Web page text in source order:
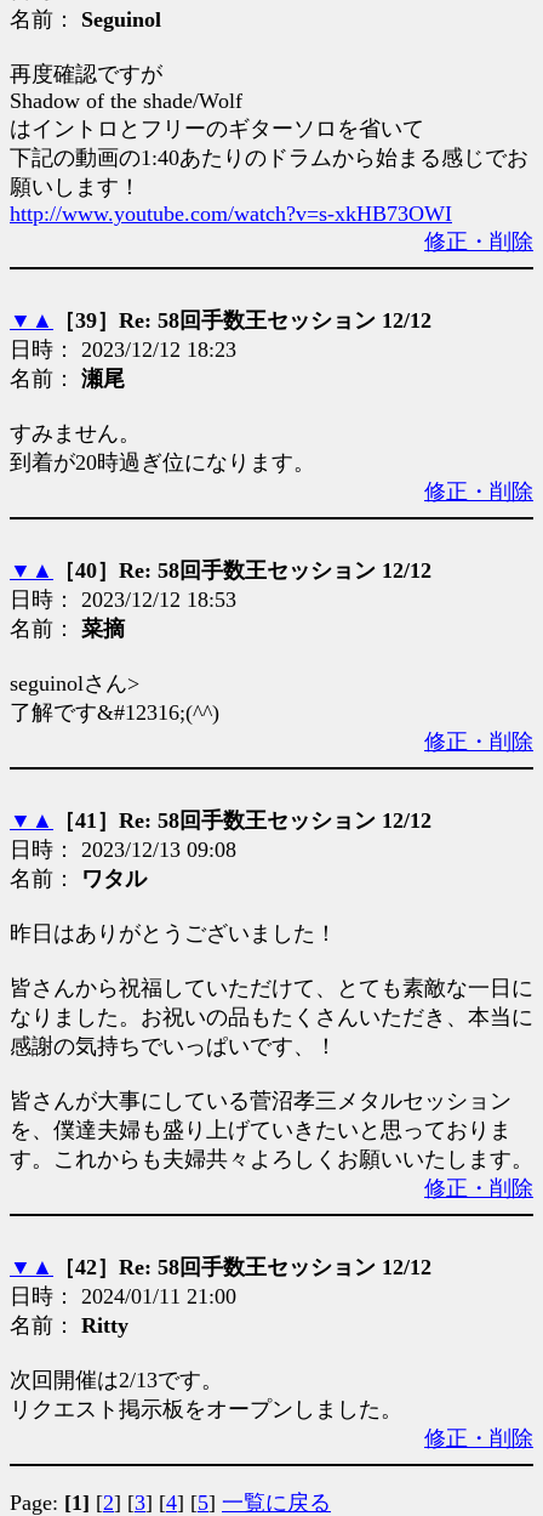
名前： Seguinol
再度確認ですが
Shadow of the shade/Wolf
はイントロとフリーのギターソロを省いて
下記の動画の1:40あたりのドラムから始まる感じでお
願いします！
http://www.youtube.com/watch?v=s-xkHB73OWI
修正・削除
▼ ▲
［39］Re: 58回手数王セッション 12/12
日時： 2023/12/12 18:23
名前： 瀬尾
すみません。
到着が20時過ぎ位になります。
修正・削除
▼ ▲
［40］Re: 58回手数王セッション 12/12
日時： 2023/12/12 18:53
名前： 菜摘
seguinolさん>
了解です&#12316;(^^)
修正・削除
▼ ▲
［41］Re: 58回手数王セッション 12/12
日時： 2023/12/13 09:08
名前： ワタル
昨日はありがとうございました！
皆さんから祝福していただけて、とても素敵な一日に
なりました。お祝いの品もたくさんいただき、本当に
感謝の気持ちでいっぱいです、！
皆さんが大事にしている菅沼孝三メタルセッション
を、僕達夫婦も盛り上げていきたいと思っておりま
す。これからも夫婦共々よろしくお願いいたします。
修正・削除
▼ ▲
［42］Re: 58回手数王セッション 12/12
日時： 2024/01/11 21:00
名前： Ritty
次回開催は2/13です。
リクエスト掲示板をオープンしました。
修正・削除
Page: [1] [2] [3] [4] [5] 一覧に戻る